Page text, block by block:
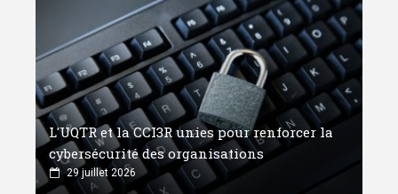
L'UQTR et la CCI3R unies pour renforcer la
cybersécurité des organisations
29 juillet 2026